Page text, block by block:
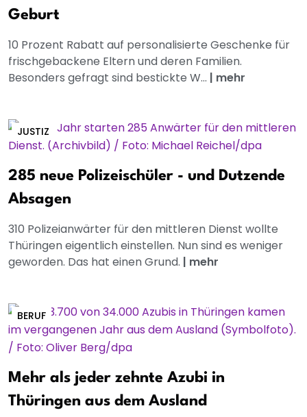
Geburt
10 Prozent Rabatt auf personalisierte Geschenke für
frischgebackene Eltern und deren Familien.
Besonders gefragt sind bestickte W... | mehr
JUSTIZ
285 neue Polizeischüler - und Dutzende
Absagen
310 Polizeianwärter für den mittleren Dienst wollte
Thüringen eigentlich einstellen. Nun sind es weniger
geworden. Das hat einen Grund. | mehr
BERUF
Mehr als jeder zehnte Azubi in
Thüringen aus dem Ausland